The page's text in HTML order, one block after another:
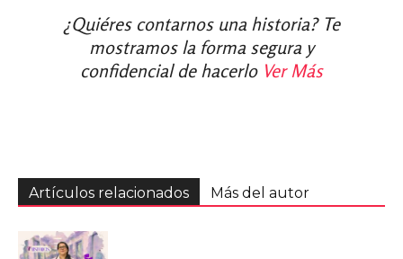
¿Quiéres contarnos una historia? Te
mostramos la forma segura y
confidencial de hacerlo Ver Más
Artículos relacionados Más del autor